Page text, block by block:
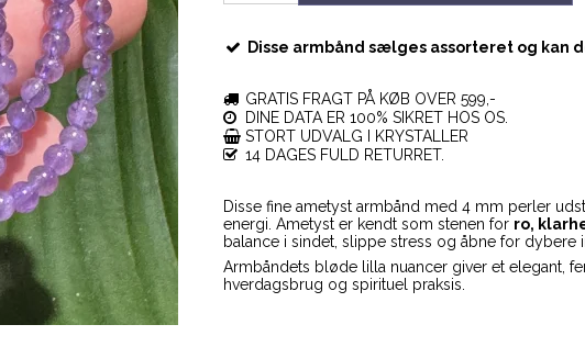
Disse armbånd sælges assorteret og kan
GRATIS FRAGT PÅ KØB OVER 599,-
DINE DATA ER 100% SIKRET HOS OS.
STORT UDVALG I KRYSTALLER
14 DAGES FULD RETURRET.
Disse fine ametyst armbånd med 4 mm perler
energi. Ametyst er kendt som stenen for ro,
balance i sindet, slippe stress og åbne for dybere
Armbåndets bløde lilla nuancer giver et elegant,
hverdagsbrug og spirituel praksis.